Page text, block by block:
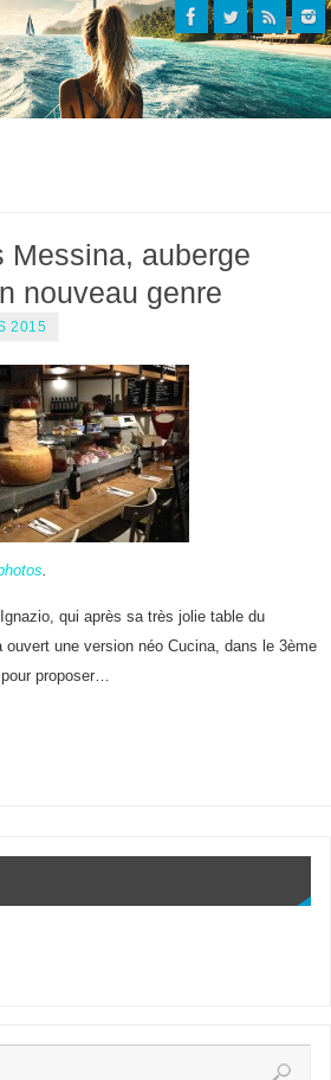
Messina, auberge
nouveau genre
2015
.
qui après sa très jolie table du
ouvert une version néo Cucina, dans le 3ème
proposer…